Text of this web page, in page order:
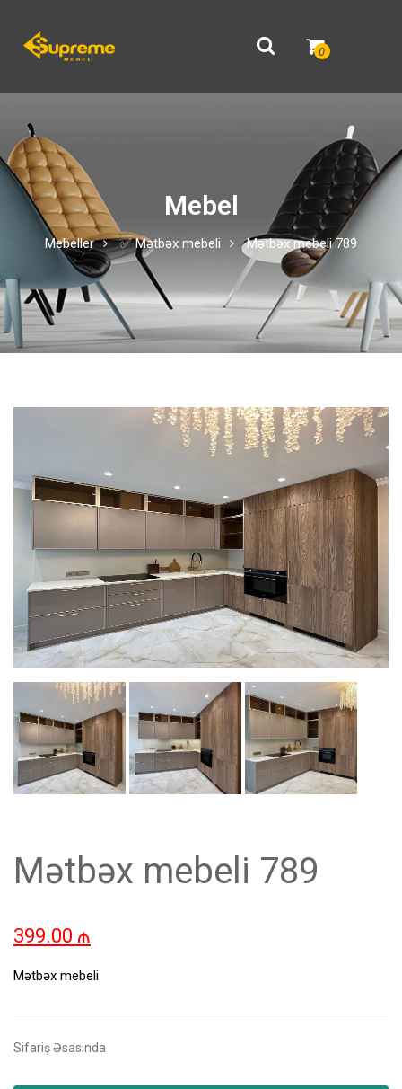
0
Mebel
Mebeller ✅ Mətbəx mebeli Mətbəx mebeli 789
Mətbəx mebeli 789
399.00 ₼
Mətbəx mebeli
Sifariş Əsasında